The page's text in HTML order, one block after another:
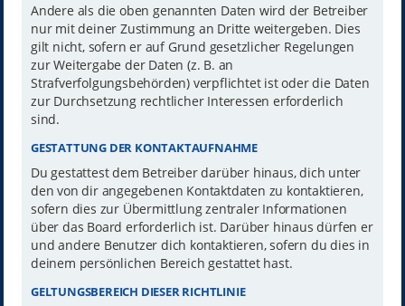
Andere als die oben genannten Daten wird der Betreiber
nur mit deiner Zustimmung an Dritte weitergeben. Dies
gilt nicht, sofern er auf Grund gesetzlicher Regelungen
zur Weitergabe der Daten (z. B. an
Strafverfolgungsbehörden) verpflichtet ist oder die Daten
zur Durchsetzung rechtlicher Interessen erforderlich
sind.
GESTATTUNG DER KONTAKTAUFNAHME
Du gestattest dem Betreiber darüber hinaus, dich unter
den von dir angegebenen Kontaktdaten zu kontaktieren,
sofern dies zur Übermittlung zentraler Informationen
über das Board erforderlich ist. Darüber hinaus dürfen er
und andere Benutzer dich kontaktieren, sofern du dies in
deinem persönlichen Bereich gestattet hast.
GELTUNGSBEREICH DIESER RICHTLINIE